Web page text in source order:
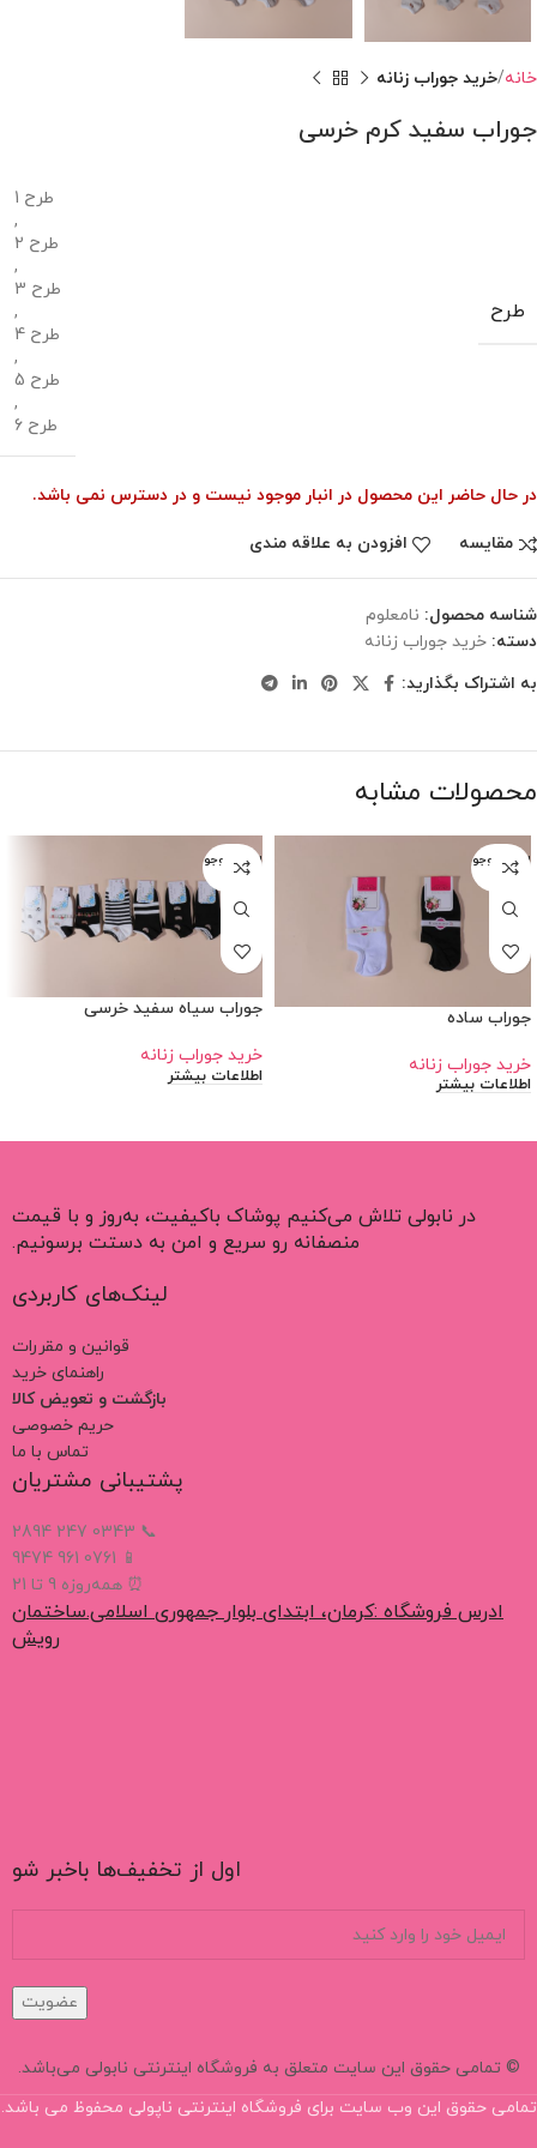
خانه خرید جوراب زنانه
جوراب سفید کرم خرسی
طرح
طرح 1
,
طرح 2
,
طرح 3
,
طرح 4
,
طرح 5
,
طرح 6
در حال حاضر این محصول در انبار موجود نیست و در دسترس نمی باشد.
مقایسه افزودن به علاقه مندی
شناسه محصول: نامعلوم
دسته: خرید جوراب زنانه
به اشتراک بگذارید:
محصولات مشابه
اتمام موجو
دی
جوراب ساده
خرید جوراب زنانه
اطلاعات بیشتر
اتمام موجو
دی
جوراب سیاه سفید خرسی
خرید جوراب زنانه
اطلاعات بیشتر
در نابولی تلاش می‌کنیم پوشاک باکیفیت، به‌روز و با قیمت
منصفانه رو سریع و امن به دستت برسونیم.
لینک‌های کاربردی
قوانین و مقررات
راهنمای خرید
بازگشت و تعویض کالا
حریم خصوصی
تماس با ما
پشتیبانی مشتریان
📞 0343 247 2894
📱 0761 961 9474
⏰ همه‌روزه 9 تا 21
ادرس فروشگاه :کرمان، ابتدای بلوار جمهوری اسلامی.ساختمان
رویش
اول از تخفیف‌ها باخبر شو
عضویت
© تمامی حقوق این سایت متعلق به فروشگاه اینترنتی نابولی می‌باشد.
تمامی حقوق این وب سایت برای فروشگاه اینترنتی ناپولی محفوظ می باشد.